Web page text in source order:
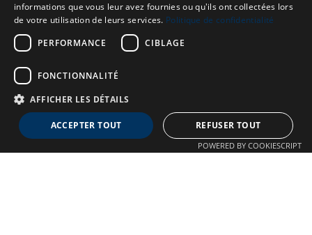
Neuro MAV France
Association dédiée aux patients souffrant de Malformations
informations que vous leur avez fournies ou qu'ils ont collectées lors
de votre utilisation de leurs services. Politique de confidentialité
PERFORMANCE
CIBLAGE
FONCTIONNALITÉ
AFFICHER LES DÉTAILS
ACCEPTER TOUT REFUSER TOUT
POWERED BY COOKIESCRIPT